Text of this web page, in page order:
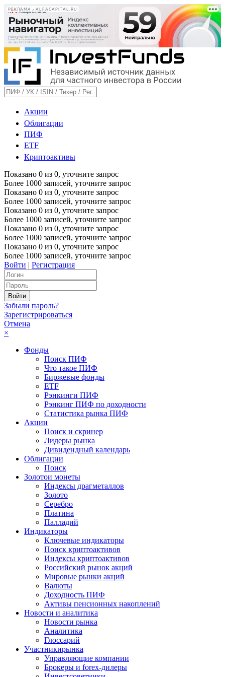
РЕКЛАМА • ALFACAPITAL.RU
Акции
Облигации
ПИФ
ETF
Криптоактивы
Показано 0 из 0, уточните запрос
Более 1000 записей, уточните запрос
Показано 0 из 0, уточните запрос
Более 1000 записей, уточните запрос
Показано 0 из 0, уточните запрос
Более 1000 записей, уточните запрос
Показано 0 из 0, уточните запрос
Более 1000 записей, уточните запрос
Показано 0 из 0, уточните запрос
Более 1000 записей, уточните запрос
Войти | Регистрация
Забыли пароль?
Зарегистрироваться
Отмена
×
Фонды
Поиск ПИФ
Что такое ПИФ
Биржевые фонды
ETF
Рэнкинги ПИФ
Рэнкинг ПИФ по доходности
Статистика рынка ПИФ
Акции
Поиск и скринер
Лидеры рынка
Дивидендный календарь
Облигации
Поиск
Золотои монеты
Индексы драгметаллов
Золото
Серебро
Платина
Палладий
Индикаторы
Ключевые индикаторы
Поиск криптоактивов
Индексы криптоактивов
Российский рынок акций
Мировые рынки акций
Валюты
Доходность ПИФ
Активы пенсионных накоплений
Новости и аналитика
Новости рынка
Аналитика
Глоссарий
Участникирынка
Управляющие компании
Брокеры и forex-дилеры